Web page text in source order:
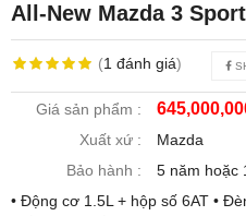
All-New Mazda 3
(1 đánh giá)
Giá sản phẩm :
Xuất xứ :
Mazda
Bảo hành :
5 năm hoặc
• Động cơ 1.5L + hộp số 6AT •